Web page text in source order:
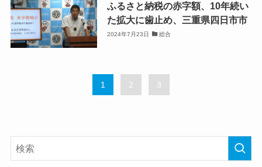
ふるさと納税の赤字額、10年続い
た拡大に歯止め、三重県四日市市
2024年7月23日 総合
1 2 3